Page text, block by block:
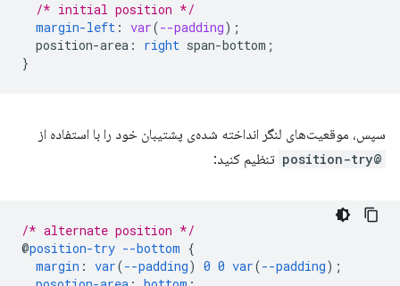
/* initial position */
margin-left : var(--padding);
position-area : right span-bottom ;
}
سپس، موقعیت‌های لنگر انداخته شده‌ی پشتیبان خود را با استفاده از
@position-try تنظیم کنید:
/* alternate position */
@position-try --bottom {
margin : var(--padding) 0 0 var(--padding);